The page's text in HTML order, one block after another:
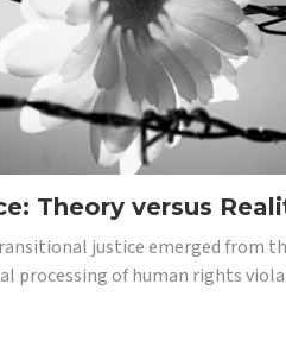
Theory versus
justice emerged
processing of human rights